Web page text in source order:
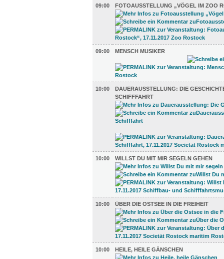
09:00 FOTOAUSSTELLUNG „VÖGEL IM ZOO
09:00 MENSCH MUSIKER
10:00
DAUERAUSSTELLUNG: DIE
SCHIFFFAHRT
10:00 WILLST DU MIT MIR SEGELN GEHEN
10:00 ÜBER DIE OSTSEE IN DIE FREIHEIT
10:00 HEILE, HEILE GÄNSCHEN